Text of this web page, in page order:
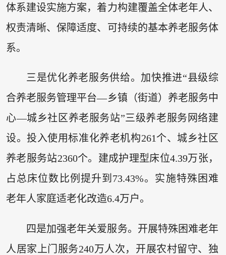
体系建设实施方案，着力构建覆盖全体老年人、
权责清晰、保障适度、可持续的基本养老服务体
系。
三是优化养老服务供给。加快推进“县级综
合养老服务管理平台—乡镇（街道）养老服务中
心—城乡社区养老服务站”三级养老服务网络建
设。投入使用标准化养老机构261个、城乡社区
养老服务站2360个。建成护理型床位4.39万张，
占总床位数比例提升到73.43%。实施特殊困难
老年人家庭适老化改造6.4万户。
四是加强老年关爱服务。开展特殊困难老年
人居家上门服务240万人次，开展农村留守、独